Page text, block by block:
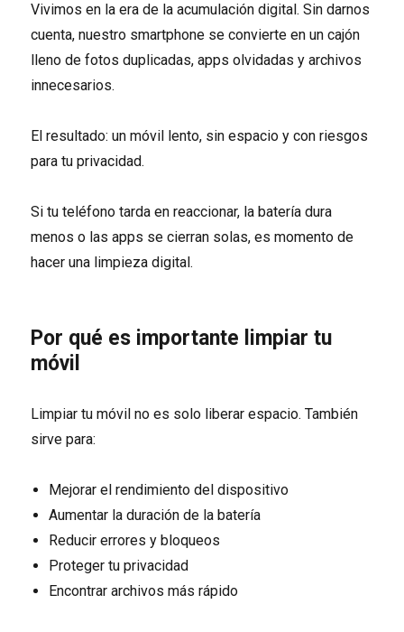
Vivimos en la era de la acumulación digital. Sin darnos
cuenta, nuestro smartphone se convierte en un cajón
lleno de fotos duplicadas, apps olvidadas y archivos
innecesarios.
El resultado: un móvil lento, sin espacio y con riesgos
para tu privacidad.
Si tu teléfono tarda en reaccionar, la batería dura
menos o las apps se cierran solas, es momento de
hacer una limpieza digital.
Por qué es importante limpiar tu
móvil
Limpiar tu móvil no es solo liberar espacio. También
sirve para:
Mejorar el rendimiento del dispositivo
Aumentar la duración de la batería
Reducir errores y bloqueos
Proteger tu privacidad
Encontrar archivos más rápido